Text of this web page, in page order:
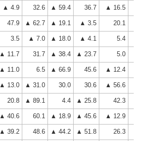
▲ 4.9 32.6 ▲ 59.4 36.7 ▲ 16.5
47.9 ▲ 62.7 ▲ 19.1 ▲ 3.5 20.1
3.5 ▲ 7.0 ▲ 18.0 ▲ 4.1 5.4
▲ 11.7 31.7 ▲ 38.4 ▲ 23.7 5.0
▲ 11.0 6.5 ▲ 66.9 45.6 ▲ 12.4
▲ 13.0 ▲ 31.0 30.0 30.6 ▲ 56.6
20.8 ▲ 89.1 4.4 ▲ 25.8 42.3
▲ 40.6 60.1 ▲ 18.9 ▲ 45.6 ▲ 12.9
▲ 39.2 48.6 ▲ 44.2 ▲ 51.8 26.3